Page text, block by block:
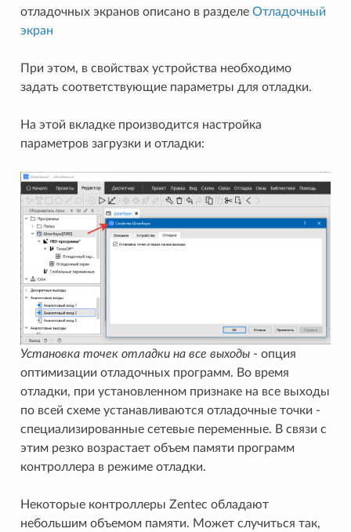
отладочных экранов описано в разделе Отладочный
экран
При этом, в свойствах устройства необходимо
задать соответствующие параметры для отладки.
На этой вкладке производится настройка
параметров загрузки и отладки:
Установка точек отладки на все выходы- опция
оптимизации отладочных программ. Во время
отладки, при установленном признаке на все выходы
по всей схеме устанавливаются отладочные точки -
специализированные сетевые переменные. В связи с
этим резко возрастает объем памяти программ
контроллера в режиме отладки.
Некоторые контроллеры Zentec обладают
небольшим объемом памяти. Может случиться так,